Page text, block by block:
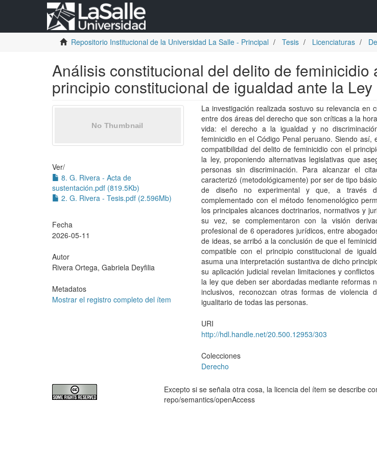
Repositorio Institucional de la Universidad La Salle - Principal Tesis Licenciaturas
Análisis constitucional del delito de feminicidio
principio constitucional de igualdad ante la Ley
Ver/
8. G. Rivera - Acta de
sustentación.pdf (819.5Kb)
2. G. Rivera - Tesis.pdf (2.596Mb)
Fecha
2026-05-11
Autor
Rivera Ortega, Gabriela Deyfilia
Metadatos
Mostrar el registro completo del ítem
La investigación realizada sostuvo su relevancia en
entre dos áreas del derecho que son críticas a la
vida: el derecho a la igualdad y no
feminicidio en el Código Penal peruano. Siendo así,
compatibilidad del delito de feminicidio con el
la ley, proponiendo alternativas legislativas que
personas sin discriminación. Para alcanzar el
caracterizó (metodológicamente) por ser de tipo
de diseño no experimental y que, a través
complementado con el método fenomenológico
los principales alcances doctrinarios, normativos y
su vez, se complementaron con la visión
profesional de 6 operadores jurídicos, entre
de ideas, se arribó a la conclusión de que el
compatible con el principio constitucional de
asuma una interpretación sustantiva de dicho
su aplicación judicial revelan limitaciones y
la ley que deben ser abordadas mediante reformas
inclusivos, reconozcan otras formas de violencia
igualitario de todas las personas.
URI
http://hdl.handle.net/20.500.12953/303
Colecciones
Derecho
Excepto si se señala otra cosa, la licencia del ítem se describe
repo/semantics/openAccess